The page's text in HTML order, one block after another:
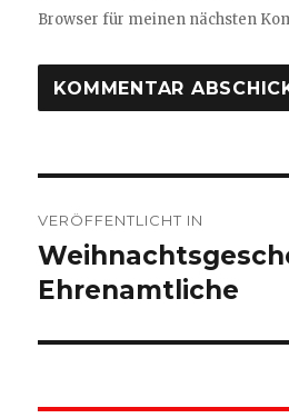
Browser für meinen nächsten
VERÖFFENTLICHT IN
Ehrenamtliche